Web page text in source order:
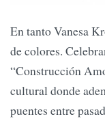
En tanto Vanesa
de colores.
“Construcción
cultural donde
puentes entre